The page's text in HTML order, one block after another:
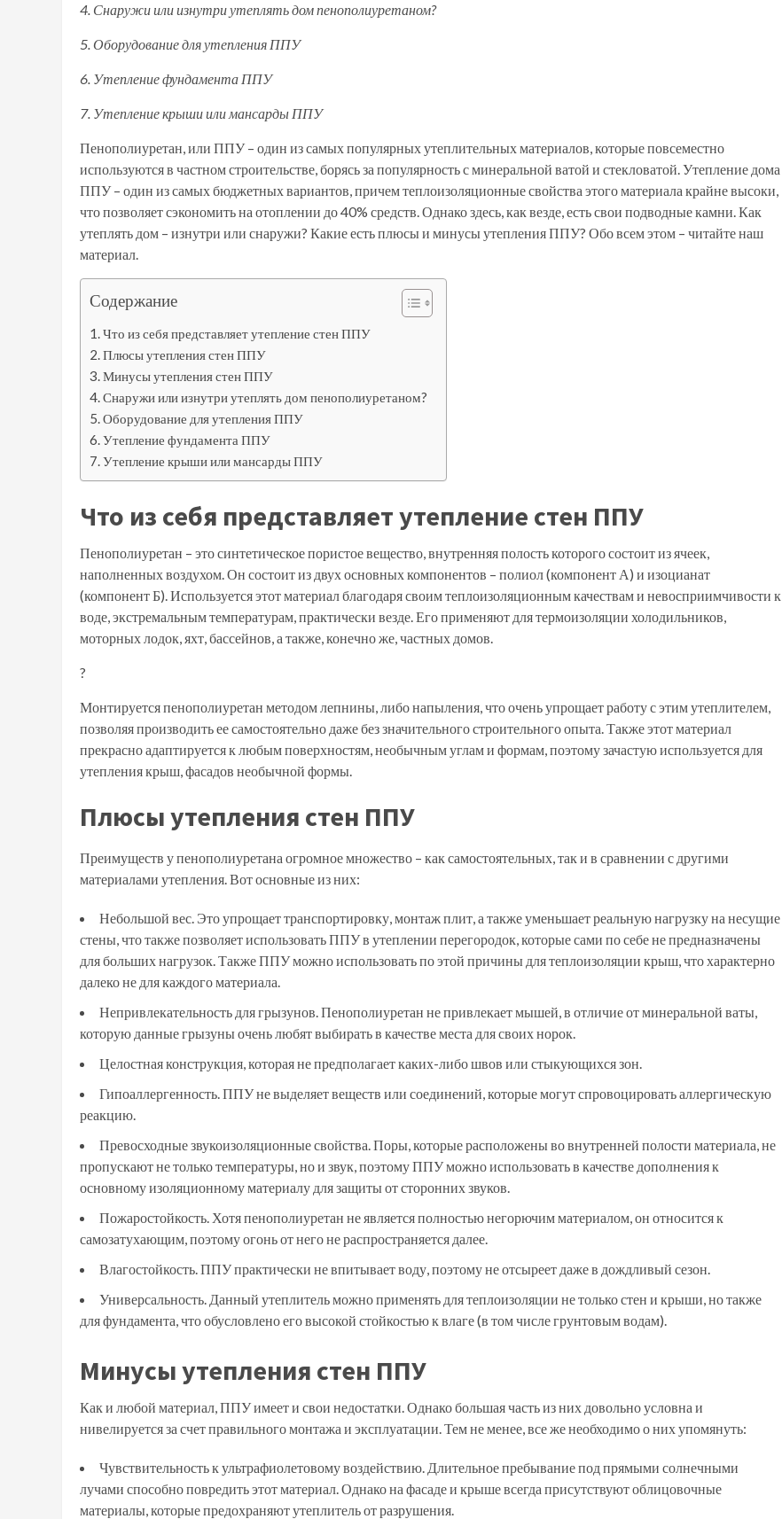
4. Снаружи или изнутри утеплять дом пенополиуретаном?
5. Оборудование для утепления ППУ
6. Утепление фундамента ППУ
7. Утепление крыши или мансарды ППУ
Пенополиуретан, или ППУ – один из самых популярных утеплительных материалов, которые повсеместно
используются в частном строительстве, борясь за популярность с минеральной ватой и стекловатой. Утепление дома
ППУ – один из самых бюджетных вариантов, причем теплоизоляционные свойства этого материала крайне высоки,
что позволяет сэкономить на отоплении до 40% средств. Однако здесь, как везде, есть свои подводные камни. Как
утеплять дом – изнутри или снаружи? Какие есть плюсы и минусы утепления ППУ? Обо всем этом – читайте наш
материал.
Содержание
Что из себя представляет утепление стен ППУ
Плюсы утепления стен ППУ
Минусы утепления стен ППУ
Снаружи или изнутри утеплять дом пенополиуретаном?
Оборудование для утепления ППУ
Утепление фундамента ППУ
Утепление крыши или мансарды ППУ
Что из себя представляет утепление стен ППУ
Пенополиуретан – это синтетическое пористое вещество, внутренняя полость которого состоит из ячеек,
наполненных воздухом. Он состоит из двух основных компонентов – полиол (компонент А) и изоцианат
(компонент Б). Используется этот материал благодаря своим теплоизоляционным качествам и невосприимчивости к
воде, экстремальным температурам, практически везде. Его применяют для термоизоляции холодильников,
моторных лодок, яхт, бассейнов, а также, конечно же, частных домов.
?
Монтируется пенополиуретан методом лепнины, либо напыления, что очень упрощает работу с этим утеплителем,
позволяя производить ее самостоятельно даже без значительного строительного опыта. Также этот материал
прекрасно адаптируется к любым поверхностям, необычным углам и формам, поэтому зачастую используется для
утепления крыш, фасадов необычной формы.
Плюсы утепления стен ППУ
Преимуществ у пенополиуретана огромное множество – как самостоятельных, так и в сравнении с другими
материалами утепления. Вот основные из них:
Небольшой вес. Это упрощает транспортировку, монтаж плит, а также уменьшает реальную нагрузку на несущие
стены, что также позволяет использовать ППУ в утеплении перегородок, которые сами по себе не предназначены
для больших нагрузок. Также ППУ можно использовать по этой причины для теплоизоляции крыш, что характерно
далеко не для каждого материала.
Непривлекательность для грызунов. Пенополиуретан не привлекает мышей, в отличие от минеральной ваты,
которую данные грызуны очень любят выбирать в качестве места для своих норок.
Целостная конструкция, которая не предполагает каких-либо швов или стыкующихся зон.
Гипоаллергенность. ППУ не выделяет веществ или соединений, которые могут спровоцировать аллергическую
реакцию.
Превосходные звукоизоляционные свойства. Поры, которые расположены во внутренней полости материала, не
пропускают не только температуры, но и звук, поэтому ППУ можно использовать в качестве дополнения к
основному изоляционному материалу для защиты от сторонних звуков.
Пожаростойкость. Хотя пенополиуретан не является полностью негорючим материалом, он относится к
самозатухающим, поэтому огонь от него не распространяется далее.
Влагостойкость. ППУ практически не впитывает воду, поэтому не отсыреет даже в дождливый сезон.
Универсальность. Данный утеплитель можно применять для теплоизоляции не только стен и крыши, но также
для фундамента, что обусловлено его высокой стойкостью к влаге (в том числе грунтовым водам).
Минусы утепления стен ППУ
Как и любой материал, ППУ имеет и свои недостатки. Однако большая часть из них довольно условна и
нивелируется за счет правильного монтажа и эксплуатации. Тем не менее, все же необходимо о них упомянуть:
Чувствительность к ультрафиолетовому воздействию. Длительное пребывание под прямыми солнечными
лучами способно повредить этот материал. Однако на фасаде и крыше всегда присутствуют облицовочные
материалы, которые предохраняют утеплитель от разрушения.